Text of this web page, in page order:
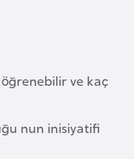
ve kaç
nun inisiyatifi